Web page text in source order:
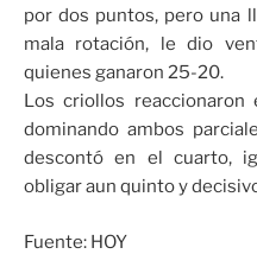
por dos puntos, pero una
mala rotación, le dio
quienes ganaron 25-20.
Los criollos
dominando ambos
descontó en el cuarto,
obligar aun quinto y
Fuente: HOY